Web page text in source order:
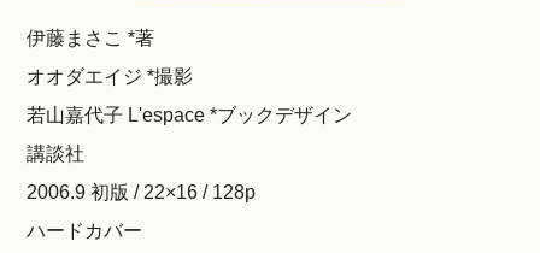
伊藤まさこ *著
オオダエイジ *撮影
若山嘉代子 L'espace *ブックデザイン
講談社
2006.9 初版 / 22×16 / 128p
ハードカバー